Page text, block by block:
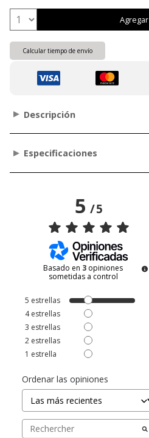
Agregar
Calcular tiempo de envío
Descripción
Especificaciones
5/5
Basado en 3 opiniones
sometidas a control
5 estrellas
4estrellas
3 estrellas
2 estrellas
1 estrella
Ordenar las opiniones